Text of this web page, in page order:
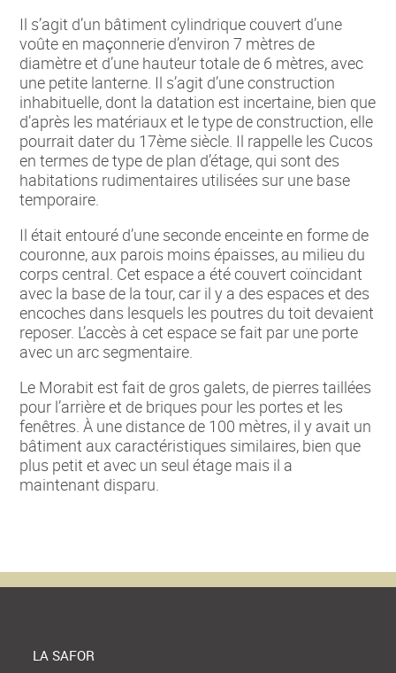
Il s’agit d’un bâtiment cylindrique couvert d’une
voûte en maçonnerie d’environ 7 mètres de
diamètre et d’une hauteur totale de 6 mètres, avec
une petite lanterne. Il s’agit d’une construction
inhabituelle, dont la datation est incertaine, bien que
d’après les matériaux et le type de construction, elle
pourrait dater du 17ème siècle. Il rappelle les Cucos
en termes de type de plan d’étage, qui sont des
habitations rudimentaires utilisées sur une base
temporaire.
Il était entouré d’une seconde enceinte en forme de
couronne, aux parois moins épaisses, au milieu du
corps central. Cet espace a été couvert coïncidant
avec la base de la tour, car il y a des espaces et des
encoches dans lesquels les poutres du toit devaient
reposer. L’accès à cet espace se fait par une porte
avec un arc segmentaire.
Le Morabit est fait de gros galets, de pierres taillées
pour l’arrière et de briques pour les portes et les
fenêtres. À une distance de 100 mètres, il y avait un
bâtiment aux caractéristiques similaires, bien que
plus petit et avec un seul étage mais il a
maintenant disparu.
LA SAFOR